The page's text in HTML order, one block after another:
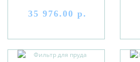
35 976.00 р.